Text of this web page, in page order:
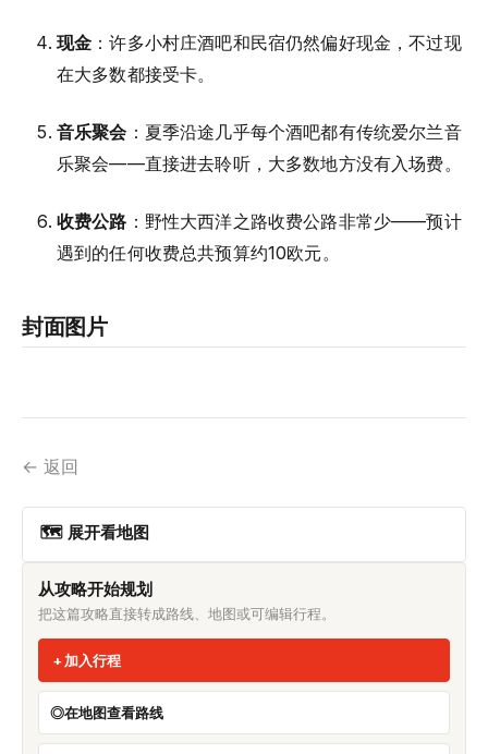
现金 ：许多小村庄酒吧和民宿仍然偏好现金，不过现
在大多数都接受卡。
音乐聚会：夏季沿途几乎每个酒吧都有传统爱尔兰音
乐聚会——直接进去聆听，大多数地方没有入场费。
收费公路 ：野性大西洋之路收费公路非常少——预计
遇到的任何收费总共预算约10欧元。
封面图片
← 返回
🗺 展开看地图
从攻略开始规划
把这篇攻略直接转成路线、地图或可编辑行程。
加入行程
在地图查看路线